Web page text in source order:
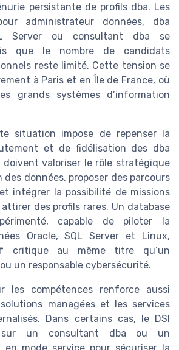
persistante de profils dba. Les
administrateur données, dba
Server ou consultant dba se
que le nombre de candidats
reste limité. Cette tension se
à Paris et en Île de France, où
grands systèmes d’information
situation impose de repenser la
et de fidélisation des dba
doivent valoriser le rôle stratégique
des données, proposer des parcours
intégrer la possibilité de missions
des profils rares. Un database
capable de piloter la
Oracle, SQL Server et Linux,
critique au même titre qu’un
un responsable cybersécurité.
les compétences renforce aussi
managées et les services
Dans certains cas, le DSI
sur un consultant dba ou un
en mode service pour sécuriser la